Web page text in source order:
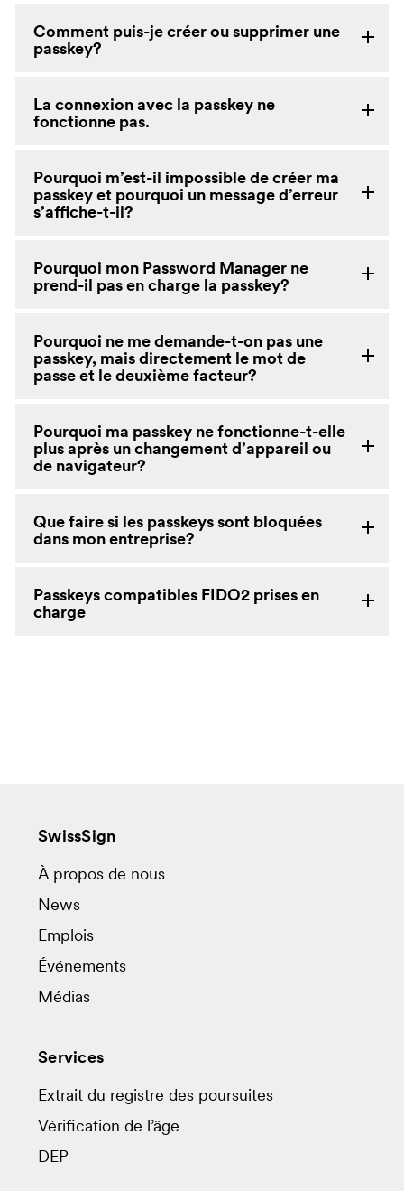
Comment puis-je créer ou supprimer une
passkey?
La connexion avec la passkey ne
fonctionne pas.
Pourquoi m’est-il impossible de créer ma
passkey et pourquoi un message d’erreur
s’affiche-t-il?
Pourquoi mon Password Manager ne
prend-il pas en charge la passkey?
Pourquoi ne me demande-t-on pas une
passkey, mais directement le mot de
passe et le deuxième facteur?
Pourquoi ma passkey ne fonctionne-t-elle
plus après un changement d’appareil ou
de navigateur?
Que faire si les passkeys sont bloquées
dans mon entreprise?
Passkeys compatibles FIDO2 prises en
charge
SwissSign
À propos de nous
News
Emplois
Événements
Médias
Services
Extrait du registre des poursuites
Vérification de l’âge
DEP